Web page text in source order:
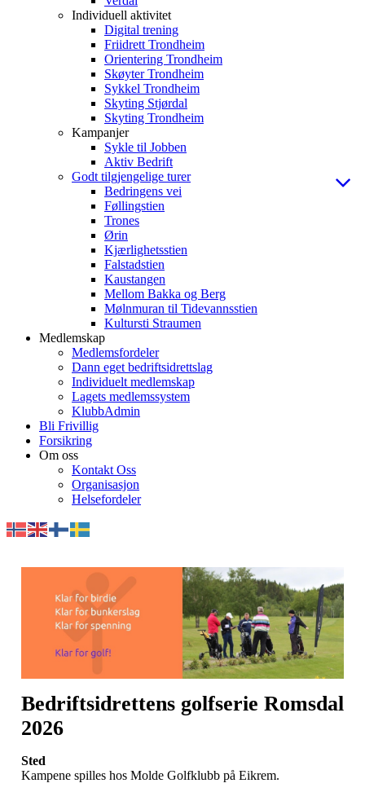
Individuell aktivitet
Digital trening
Friidrett Trondheim
Orientering Trondheim
Skøyter Trondheim
Sykkel Trondheim
Skyting Stjørdal
Skyting Trondheim
Kampanjer
Sykle til Jobben
Aktiv Bedrift
Godt tilgjengelige turer
Bedringens vei
Føllingstien
Trones
Ørin
Kjærlighetsstien
Falstadstien
Kaustangen
Mellom Bakka og Berg
Mølnmuran til Tidevannsstien
Kultursti Straumen
Medlemskap
Medlemsfordeler
Dann eget bedriftsidrettslag
Individuelt medlemskap
Lagets medlemssystem
KlubbAdmin
Bli Frivillig
Forsikring
Om oss
Kontakt Oss
Organisasjon
Helsefordeler
Bedriftsidrettens golfserie Romsdal
2026
Sted
Kampene spilles hos Molde Golfklubb på Eikrem.